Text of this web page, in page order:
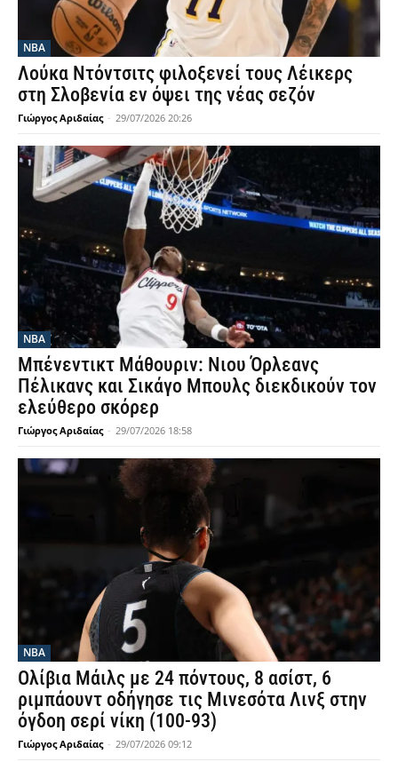
NBA
Λούκα Ντόντσιτς φιλοξενεί τους Λέικερς
στη Σλοβενία εν όψει της νέας σεζόν
Γιώργος Αριδαίας - 29/07/2026 20:26
NBA
Μπένεντικτ Μάθουριν: Νιου Όρλεανς
Πέλικανς και Σικάγο Μπουλς διεκδικούν τον
ελεύθερο σκόρερ
Γιώργος Αριδαίας - 29/07/2026 18:58
NBA
Ολίβια Μάιλς με 24 πόντους, 8 ασίστ, 6
ριμπάουντ οδήγησε τις Μινεσότα Λινξ στην
όγδοη σερί νίκη (100-93)
Γιώργος Αριδαίας - 29/07/2026 09:12